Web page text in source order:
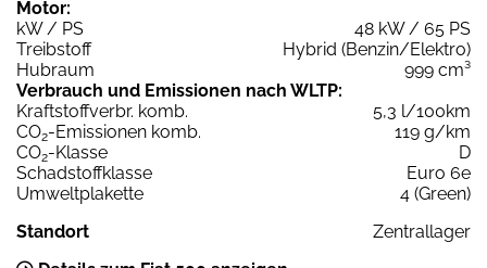
Motor:
kW / PS
48 kW / 65 PS
Treibstoff
Hybrid (Benzin/Elektro)
Hubraum
999 cm³
Verbrauch und Emissionen nach WLTP:
Kraftstoffverbr. komb.
5,3 l/100km
CO2-Emissionen komb.
119 g/km
CO2-Klasse
D
Schadstoffklasse
Euro 6e
Umweltplakette
4 (Green)
Standort
Zentrallager